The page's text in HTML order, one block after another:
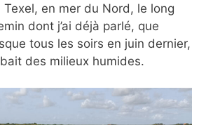
Texel, en mer du Nord, le long
dont j’ai déjà parlé, que
tous les soirs en juin dernier,
des milieux humides.